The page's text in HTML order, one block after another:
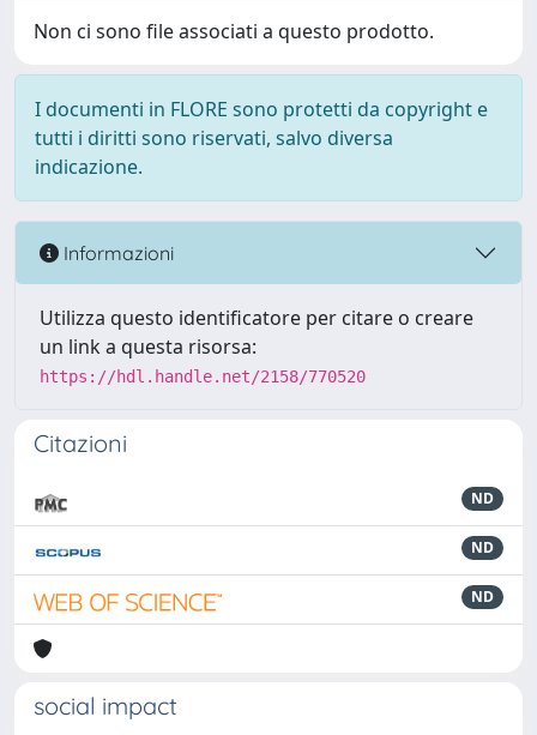
Non ci sono file associati a questo prodotto.
I documenti in FLORE sono protetti da copyright e
tutti i diritti sono riservati, salvo diversa
indicazione.
Informazioni
Utilizza questo identificatore per citare o creare
un link a questa risorsa:
https://hdl.handle.net/2158/770520
Citazioni
ND
ND
ND
social impact